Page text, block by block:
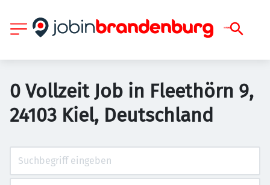
0 Vollzeit Job in Fleethörn 9,
24103 Kiel, Deutschland